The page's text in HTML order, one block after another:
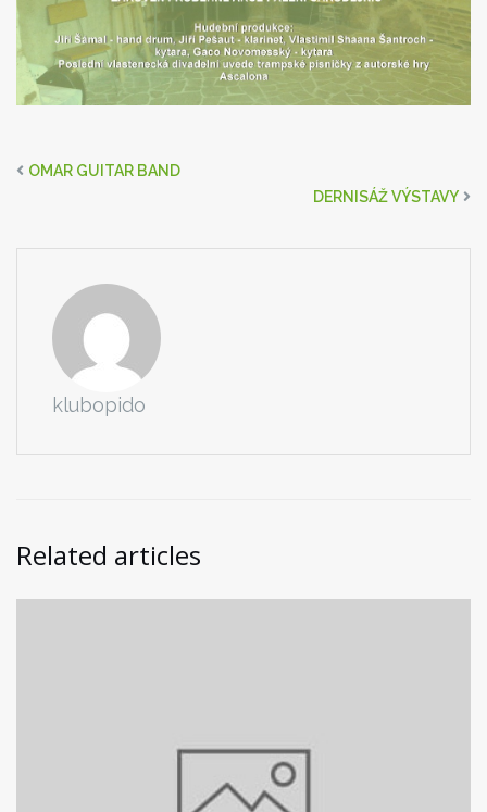
OMAR GUITAR BAND
DERNISÁŽ VÝSTAVY
klubopido
Related articles